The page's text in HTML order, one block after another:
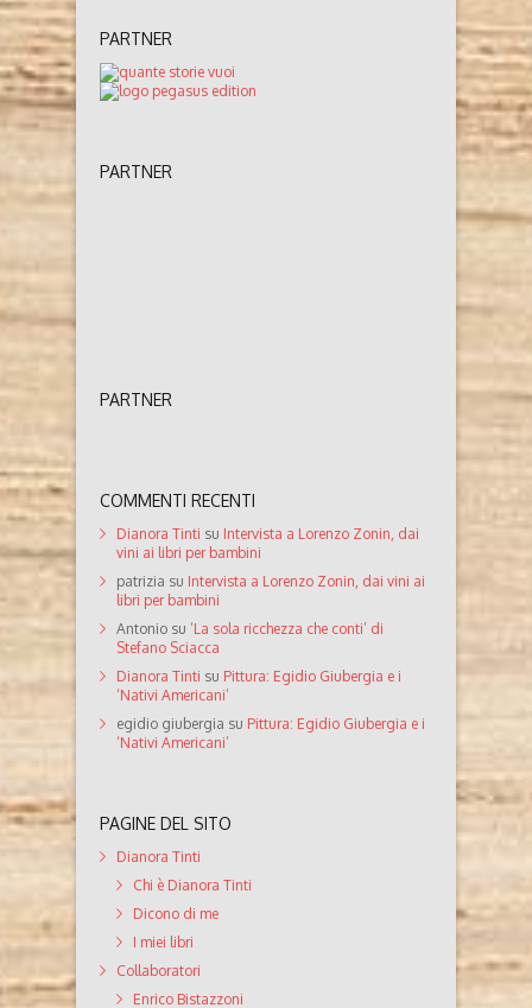
PARTNER
PARTNER
PARTNER
COMMENTI RECENTI
Dianora Tinti su Intervista a Lorenzo Zonin, dai
vini ai libri per bambini
patrizia su Intervista a Lorenzo Zonin, dai vini ai
libri per bambini
Antonio su ‘La sola ricchezza che conti’ di
Stefano Sciacca
Dianora Tinti su Pittura: Egidio Giubergia e i
‘Nativi Americani’
egidio giubergia su Pittura: Egidio Giubergia e i
‘Nativi Americani’
PAGINE DEL SITO
Dianora Tinti
Chi è Dianora Tinti
Dicono di me
I miei libri
Collaboratori
Enrico Bistazzoni